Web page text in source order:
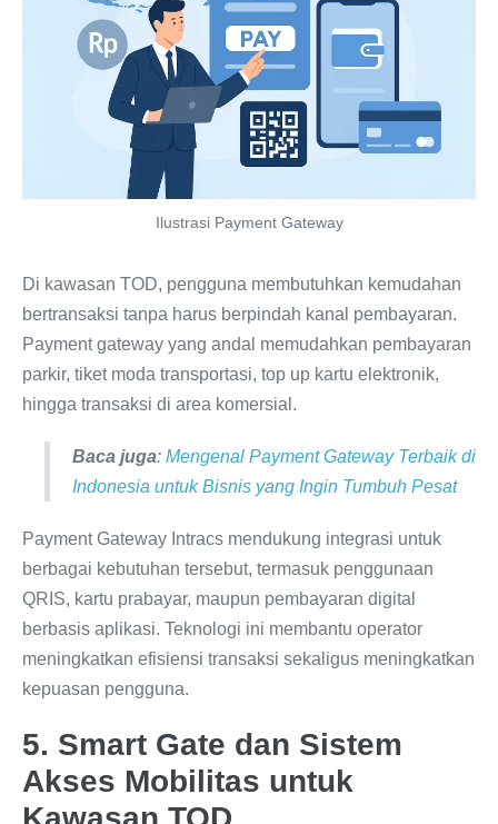
Ilustrasi Payment Gateway
Di kawasan TOD, pengguna membutuhkan kemudahan
bertransaksi tanpa harus berpindah kanal pembayaran.
Payment gateway yang andal memudahkan pembayaran
parkir, tiket moda transportasi, top up kartu elektronik,
hingga transaksi di area komersial.
Baca juga: Mengenal Payment Gateway Terbaik di
Indonesia untuk Bisnis yang Ingin Tumbuh Pesat
Payment Gateway Intracs mendukung integrasi untuk
berbagai kebutuhan tersebut, termasuk penggunaan
QRIS, kartu prabayar, maupun pembayaran digital
berbasis aplikasi. Teknologi ini membantu operator
meningkatkan efisiensi transaksi sekaligus meningkatkan
kepuasan pengguna.
5. Smart Gate dan Sistem
Akses Mobilitas untuk